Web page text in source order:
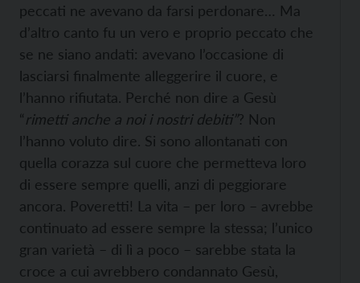
peccati ne avevano da farsi perdonare… Ma
d’altro canto fu un vero e proprio peccato che
se ne siano andati: avevano l’occasione di
lasciarsi finalmente alleggerire il cuore, e
l’hanno rifiutata. Perché non dire a Gesù
“rimetti anche a noi i nostri debiti”? Non
l’hanno voluto dire. Si sono allontanati con
quella corazza sul cuore che permetteva loro
di essere sempre quelli, anzi di peggiorare
ancora. Poveretti! La vita – per loro – avrebbe
continuato ad essere sempre la stessa; l’unico
gran varietà – di lì a poco – sarebbe stata la
croce a cui avrebbero condannato Gesù,